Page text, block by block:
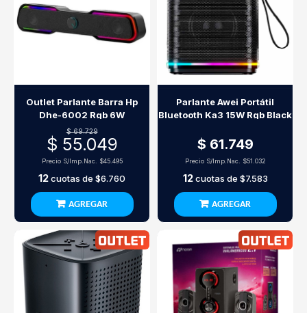
Outlet Parlante Barra Hp
Dhe-6002 Rgb 6W
$ 69.729
$ 55.049
Precio S/Imp.Nac. $45.495
12cuotas de $6.760
AGREGAR
Parlante Awei Portátil
Bluetooth Ka3 15W Rgb Black
$ 61.749
Precio S/Imp.Nac. $51.032
12cuotas de $7.583
AGREGAR